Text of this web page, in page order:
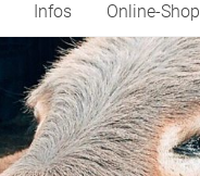
Infos Online-Shop